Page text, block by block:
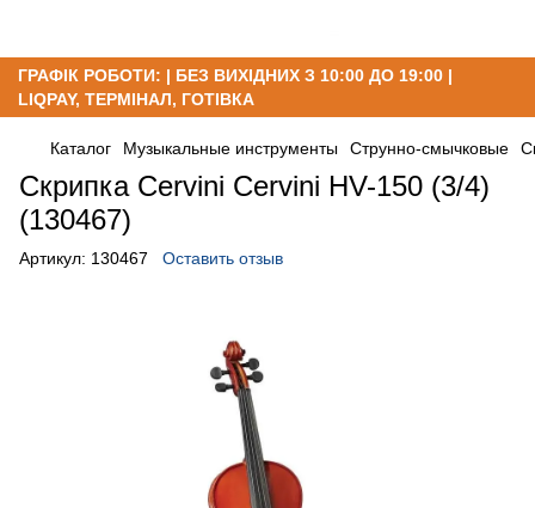
ГРАФІК РОБОТИ: | БЕЗ ВИХІДНИХ З 10:00 ДО 19:00 |
LIQPAY, ТЕРМІНАЛ, ГОТІВКА
Каталог Музыкальные инструменты Струнно-смычковые
Скрипка Cervini Cervini HV-150 (3/4)
(130467)
Артикул: 130467 Оставить отзыв